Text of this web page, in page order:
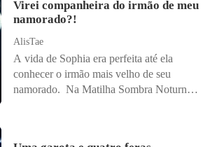
depois de tomar o que queria dela. Antes
dor que a partiu por dentro, as notícias já
estouravam nas manchetes: o noivado de
Zack com Selina, sua meia-irmã,
celebrado como "a união perfeita de
Virei companheira do irmão de meu
namorado?!
AlisTae
A vida de Sophia era perfeita até ela
conhecer o irmão mais velho de seu
namorado. Na Matilha Sombra Noturna,